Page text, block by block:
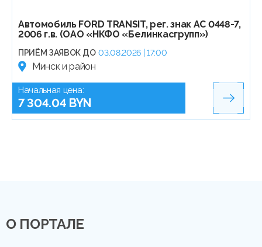
Автомобиль FORD TRANSIT, рег. знак АС 0448-7,
2006 г.в. (ОАО «НКФО «Белинкасгрупп»)
ПРИЁМ ЗАЯВОК ДО 03.08.2026 | 17:00
Минск и район
Начальная цена:
7 304.04 BYN
О ПОРТАЛЕ